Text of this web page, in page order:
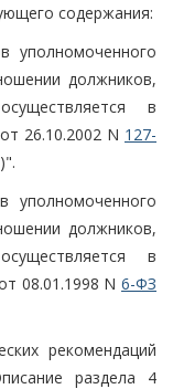
содержания:
уполномоченного
должников,
в
26.10.2002 N 127-
уполномоченного
должников,
в
08.01.1998 N 6-ФЗ
рекомендаций
раздела 4